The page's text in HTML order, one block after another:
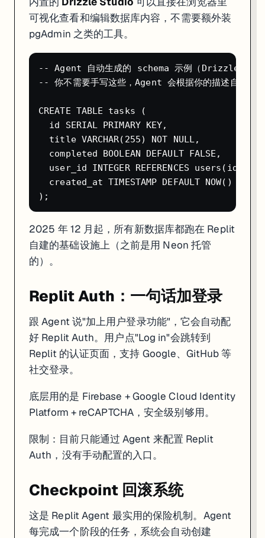
可视化查看和编辑数据库内容，不需要额外装
pgAdmin 之类的工具。
-- Agent 自动生成的 schema 示例（Drizzle ORM
-- 你不需要手写这些，Agent 会根据你的描述自动创建
CREATE TABLE tasks (
  id SERIAL PRIMARY KEY,
  title VARCHAR(255) NOT NULL,
  completed BOOLEAN DEFAULT FALSE,
  user_id INTEGER REFERENCES users(id),
  created_at TIMESTAMP DEFAULT NOW()
2025 年 12 月起，所有新数据库都跑在 Replit
自建的基础设施上（之前是用 Neon 托管
的）。
Replit Auth：一句话加登录
跟 Agent 说"加上用户登录功能"，它会自动配
好 Replit Auth。用户点"Log in"会跳转到
Replit 的认证页面，支持 Google、GitHub 等
社交登录。
底层用的是 Firebase + Google Cloud Identity
Platform + reCAPTCHA，安全级别够用。
限制：目前只能通过 Agent 来配置 Replit
Auth，没有手动配置的入口。
Checkpoint 回滚系统
这是 Replit Agent 最实用的保险机制。Agent
每完成一个阶段的任务，系统会自动创建